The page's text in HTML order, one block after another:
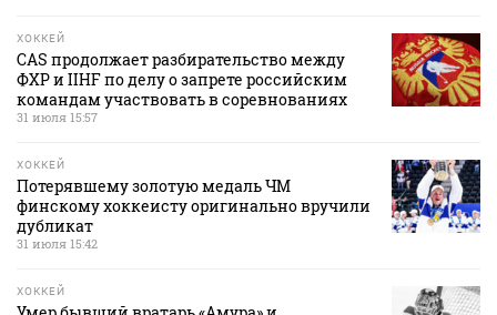
ХОККЕЙ
CAS продолжает разбирательство между
ФХР и IIHF по делу о запрете российским
командам участвовать в соревнованиях
31 июля 15:57
ХОККЕЙ
Потерявшему золотую медаль ЧМ
финскому хоккеисту оригинально вручили
дубликат
31 июля 15:42
ХОККЕЙ